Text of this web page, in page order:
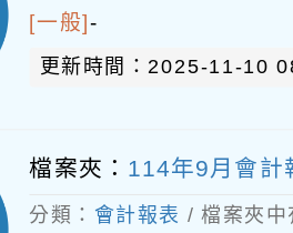
[一般]-
更新時間：2025-11-10
檔案夾： 114年9月會計
分類： 會計報表 / 檔案夾中